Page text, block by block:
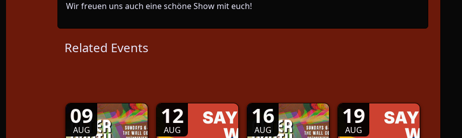
Wir freuen uns auch eine schöne Show mit euch!
Related Events
09
AUG
12
AUG
16
AUG
19
AUG